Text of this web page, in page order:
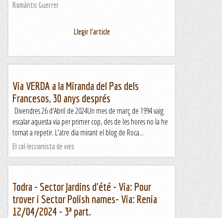
Romàntic Guerrer
Llegir l'article
Via VERDA a la Miranda del Pas dels
Francesos, 30 anys després
Divendres 26 d'Abril de 2024Un mes de març de 1994 vaig
escalar aquesta via per primer cop, des de les hores no la he
tornat a repetir. L'atre dia mirant el blog de Roca...
El col·leccionista de vies
Todra - Sector Jardins d'été - Via: Pour
trover i Sector Polish names- Via: Renia
12/04/2024 - 3ª part.